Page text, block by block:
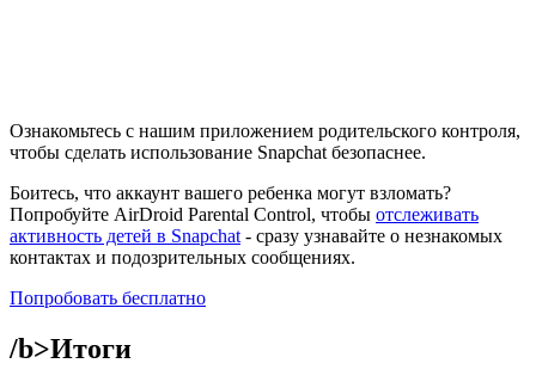
Ознакомьтесь с нашим приложением родительского контроля,
чтобы сделать использование Snapchat безопаснее.
Боитесь, что аккаунт вашего ребенка могут взломать?
Попробуйте AirDroid Parental Control, чтобы отслеживать
активность детей в Snapchat - сразу узнавайте о незнакомых
контактах и подозрительных сообщениях.
Попробовать бесплатно
/b>Итоги